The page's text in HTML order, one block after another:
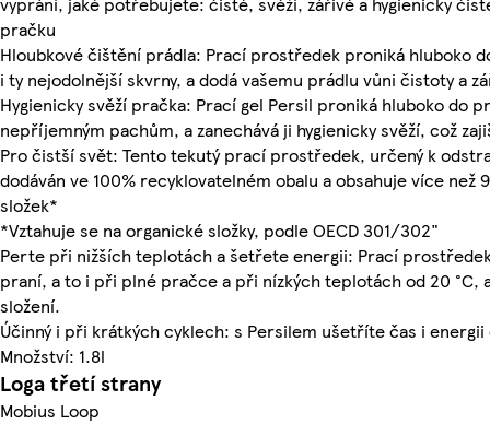
pračku
Hloubkové čištění prádla: Prací prostředek proniká hluboko
i ty nejodolnější skvrny, a dodá vašemu prádlu vůni čistoty a
Hygienicky svěží pračka: Prací gel Persil proniká hluboko do
nepříjemným pachům, a zanechává ji hygienicky svěží, což
Pro čistší svět: Tento tekutý prací prostředek, určený k
dodáván ve 100% recyklovatelném obalu a obsahuje více než
složek*
*Vztahuje se na organické složky, podle OECD 301/302"
Perte při nižších teplotách a šetřete energii: Prací
praní, a to i při plné pračce a při nízkých teplotách od 20 °C,
složení.
Účinný i při krátkých cyklech: s Persilem ušetříte čas i
Množství: 1.8l
Loga třetí strany
Mobius Loop